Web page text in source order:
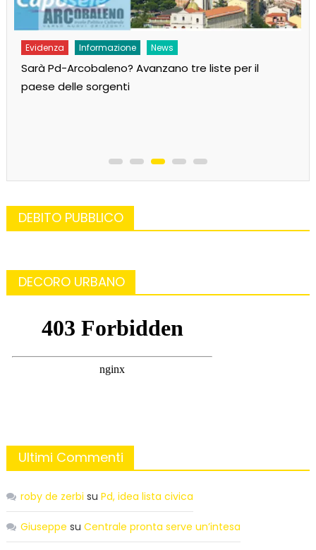
Evidenza Informazione News
Sarà Pd-Arcobaleno? Avanzano tre liste per il
paese delle sorgenti
DEBITO PUBBLICO
DECORO URBANO
Ultimi Commenti
roby de zerbi su Pd, idea lista civica
Giuseppe su Centrale pronta serve un’intesa